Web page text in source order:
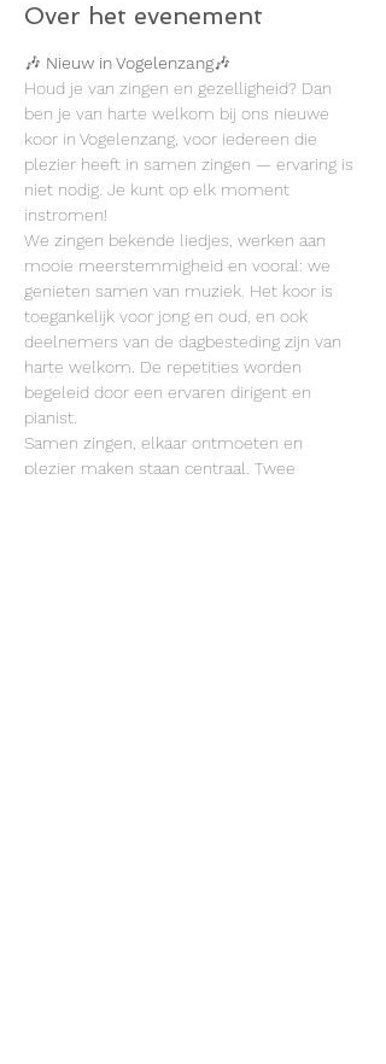
Over het evenement
🎶 Nieuw in Vogelenzang🎶
Houd je van zingen en gezelligheid? Dan
ben je van harte welkom bij ons nieuwe
koor in Vogelenzang, voor iedereen die
plezier heeft in samen zingen — ervaring is
niet nodig. Je kunt op elk moment
instromen!
We zingen bekende liedjes, werken aan
mooie meerstemmigheid en vooral: we
genieten samen van muziek. Het koor is
toegankelijk voor jong en oud, en ook
deelnemers van de dagbesteding zijn van
harte welkom. De repetities worden
begeleid door een ervaren dirigent en
pianist.
Samen zingen, elkaar ontmoeten en
plezier maken staan centraal. Twee